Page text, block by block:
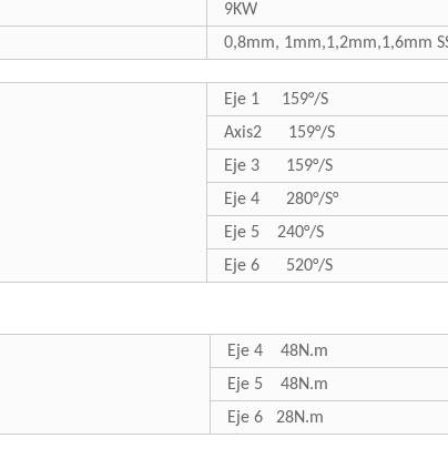
9KW
0,8mm, 1mm,1,2mm,1,6mm
Eje 1 159°/S
Axis2 159°/S
Eje 3 159°/S
Eje 4 280°/S°
Eje 5 240°/S
Eje 6 520°/S
Eje 4 48N.m
Eje 5 48N.m
Eje 6 28N.m